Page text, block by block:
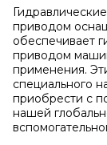
приводом
обеспечивает
приводом
применения.
специального
приобрести с
нашей